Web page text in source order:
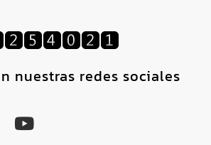
nuestras redes sociales